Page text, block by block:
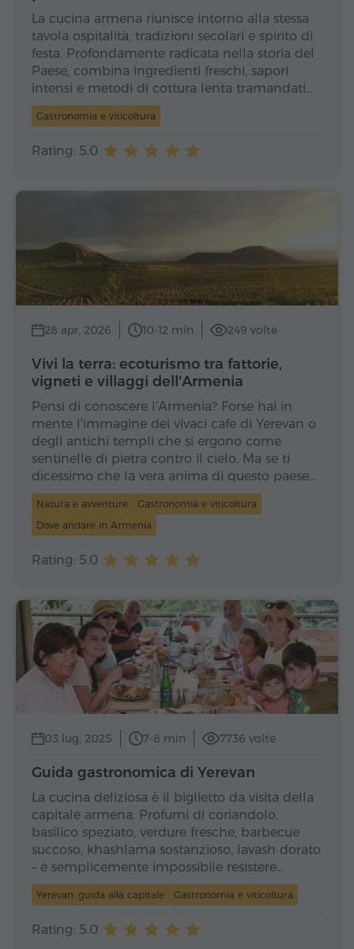
La cucina armena riunisce intorno alla stessa
tavola ospitalità, tradizioni secolari e spirito di
festa. Profondamente radicata nella storia del
Paese, combina ingredienti freschi, sapori
intensi e metodi di cottura lenta tramandati…
Gastronomia e viticoltura
Rating: 5.0
28 apr, 2026 10-12 min 249 volte
Vivi la terra: ecoturismo tra fattorie,
vigneti e villaggi dell'Armenia
Pensi di conoscere l'Armenia? Forse hai in
mente l'immagine dei vivaci cafe di Yerevan o
degli antichi templi che si ergono come
sentinelle di pietra contro il cielo. Ma se ti
dicessimo che la vera anima di questo paese…
Natura e avventure
Gastronomia e viticoltura
Dove andare in Armenia
Rating: 5.0
03 lug, 2025 7-8 min 7736 volte
Guida gastronomica di Yerevan
La cucina deliziosa è il biglietto da visita della
capitale armena. Profumi di coriandolo,
basilico speziato, verdure fresche, barbecue
succoso, khashlama sostanzioso, lavash dorato
– è semplicemente impossibile resistere…
Yerevan: guida alla capitale Gastronomia e viticoltura
Rating: 5.0